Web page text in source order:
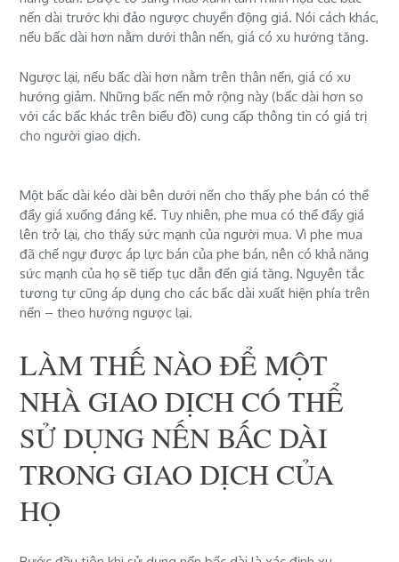
nến dài trước khi đảo ngược chuyển động giá. Nói cách khác,
nếu bấc dài hơn nằm dưới thân nến, giá có xu hướng tăng.
Ngược lại, nếu bấc dài hơn nằm trên thân nến, giá có xu
hướng giảm. Những bấc nến mở rộng này (bấc dài hơn so
với các bấc khác trên biểu đồ) cung cấp thông tin có giá trị
cho người giao dịch.
Một bấc dài kéo dài bên dưới nến cho thấy phe bán có thể
đẩy giá xuống đáng kể. Tuy nhiên, phe mua có thể đẩy giá
lên trở lại, cho thấy sức mạnh của người mua. Vì phe mua
đã chế ngự được áp lực bán của phe bán, nên có khả năng
sức mạnh của họ sẽ tiếp tục dẫn đến giá tăng. Nguyên tắc
tương tự cũng áp dụng cho các bấc dài xuất hiện phía trên
nến – theo hướng ngược lại.
LÀM THẾ NÀO ĐỂ MỘT
NHÀ GIAO DỊCH CÓ THỂ
SỬ DỤNG NẾN BẤC DÀI
TRONG GIAO DỊCH CỦA
HỌ